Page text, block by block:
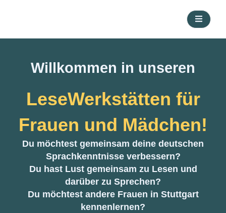
Willkommen in unseren
LeseWerkstätten für
Frauen und Mädchen!
Du möchtest gemeinsam deine deutschen
Sprachkenntnisse verbessern?
Du hast Lust gemeinsam zu Lesen und
darüber zu Sprechen?
Du möchtest andere Frauen in Stuttgart
kennenlernen?